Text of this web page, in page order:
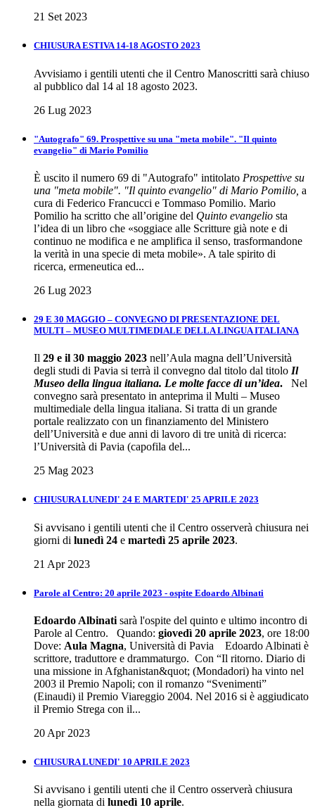
21 Set 2023
CHIUSURA ESTIVA 14-18 AGOSTO 2023
Avvisiamo i gentili utenti che il Centro Manoscritti sarà chiuso
al pubblico dal 14 al 18 agosto 2023.
26 Lug 2023
"Autografo" 69. Prospettive su una "meta mobile". "Il quinto
evangelio" di Mario Pomilio
È uscito il numero 69 di "Autografo" intitolato Prospettive su
una "meta mobile". "Il quinto evangelio" di Mario Pomilio, a
cura di Federico Francucci e Tommaso Pomilio. Mario
Pomilio ha scritto che all’origine del Quinto evangelio sta
l’idea di un libro che «soggiace alle Scritture già note e di
continuo ne modifica e ne amplifica il senso, trasformandone
la verità in una specie di meta mobile». A tale spirito di
ricerca, ermeneutica ed...
26 Lug 2023
29 E 30 MAGGIO – CONVEGNO DI PRESENTAZIONE DEL
MULTI – MUSEO MULTIMEDIALE DELLA LINGUA ITALIANA
Il 29 e il 30 maggio 2023 nell’Aula magna dell’Università
degli studi di Pavia si terrà il convegno dal titolo dal titolo Il
Museo della lingua italiana. Le molte facce di un’idea. Nel
convegno sarà presentato in anteprima il Multi – Museo
multimediale della lingua italiana. Si tratta di un grande
portale realizzato con un finanziamento del Ministero
dell’Università e due anni di lavoro di tre unità di ricerca:
l’Università di Pavia (capofila del...
25 Mag 2023
CHIUSURA LUNEDI' 24 E MARTEDI' 25 APRILE 2023
Si avvisano i gentili utenti che il Centro osserverà chiusura nei
giorni di lunedì 24 e martedì 25 aprile 2023.
21 Apr 2023
Parole al Centro: 20 aprile 2023 - ospite Edoardo Albinati
Edoardo Albinati sarà l'ospite del quinto e ultimo incontro di
Parole al Centro. Quando: giovedì 20 aprile 2023, ore 18:00
Dove: Aula Magna, Università di Pavia Edoardo Albinati è
scrittore, traduttore e drammaturgo. Con “Il ritorno. Diario di
una missione in Afghanistan&quot; (Mondadori) ha vinto nel
2003 il Premio Napoli; con il romanzo “Svenimenti”
(Einaudi) il Premio Viareggio 2004. Nel 2016 si è aggiudicato
il Premio Strega con il...
20 Apr 2023
CHIUSURA LUNEDI' 10 APRILE 2023
Si avvisano i gentili utenti che il Centro osserverà chiusura
nella giornata di lunedì 10 aprile.